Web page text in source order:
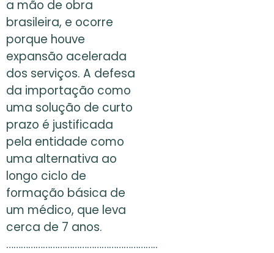
a mão de obra
brasileira, e ocorre
porque houve
expansão acelerada
dos serviços. A defesa
da importação como
uma solução de curto
prazo é justificada
pela entidade como
uma alternativa ao
longo ciclo de
formação básica de
um médico, que leva
cerca de 7 anos.
……………………………………………………..